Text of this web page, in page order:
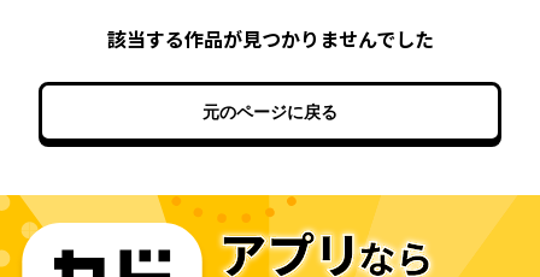
該当する作品が見つかりませんでした
元のページに戻る